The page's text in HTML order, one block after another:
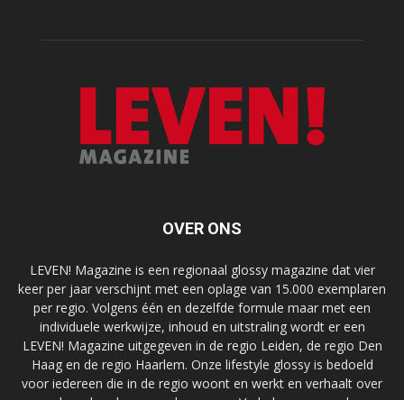
OVER ONS
LEVEN! Magazine is een regionaal glossy magazine dat vier
keer per jaar verschijnt met een oplage van 15.000 exemplaren
per regio. Volgens één en dezelfde formule maar met een
individuele werkwijze, inhoud en uitstraling wordt er een
LEVEN! Magazine uitgegeven in de regio Leiden, de regio Den
Haag en de regio Haarlem. Onze lifestyle glossy is bedoeld
voor iedereen die in de regio woont en werkt en verhaalt over